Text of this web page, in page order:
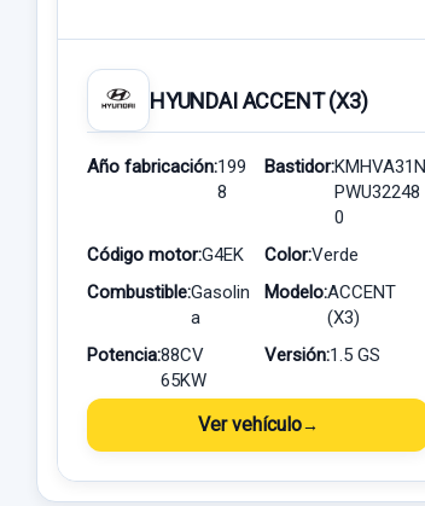
HYUNDAI ACCENT (X3)
Año fabricación:199
8
Bastidor:KMHVA31N
PWU32248
0
Código motor:G4EK Color:Verde
Combustible:Gasolin
a
Modelo:ACCENT
(X3)
Potencia:88CV
65KW
Versión:1.5 GS
Ver vehículo